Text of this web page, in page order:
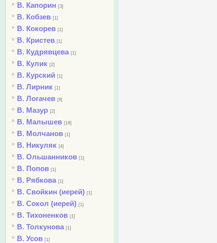
В. Капорин [3]
В. Кобзев [1]
В. Кокорев [1]
В. Кристев [1]
В. Кудрявцева [1]
В. Кулик [2]
В. Курский [1]
В. Лирник [1]
В. Логачев [9]
В. Мазур [2]
В. Малышев [18]
В. Молчанов [1]
В. Никуляк [4]
В. Ольшанников [1]
В. Попов [1]
В. Рябкова [1]
В. Свойкин (иерей) [1]
В. Сокол (иерей) [1]
В. Тихоненков [1]
В. Толкунова [1]
В. Усов [1]